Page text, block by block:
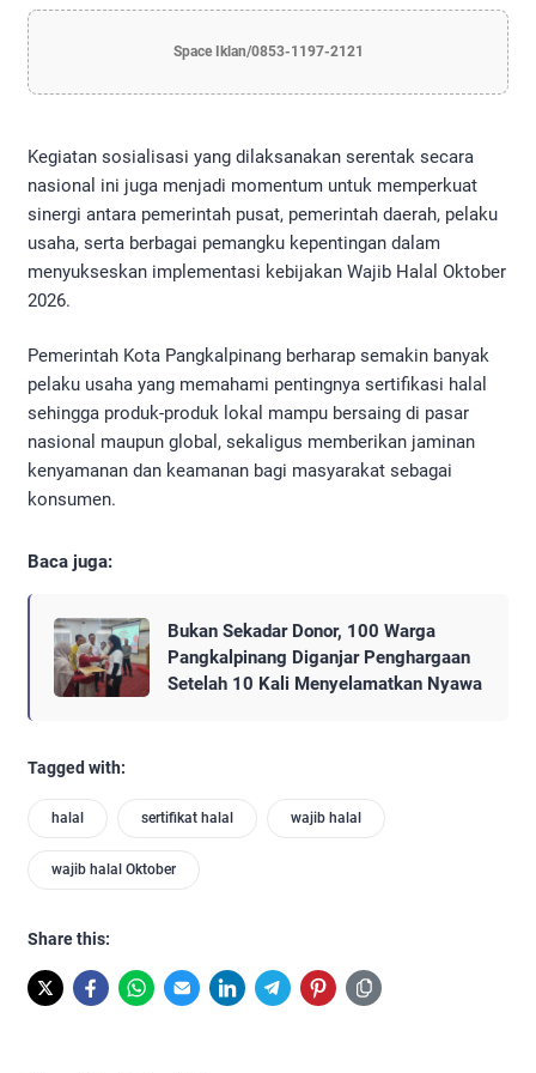
Space Iklan/0853-1197-2121
Kegiatan sosialisasi yang dilaksanakan serentak secara
nasional ini juga menjadi momentum untuk memperkuat
sinergi antara pemerintah pusat, pemerintah daerah, pelaku
usaha, serta berbagai pemangku kepentingan dalam
menyukseskan implementasi kebijakan Wajib Halal Oktober
2026.
Pemerintah Kota Pangkalpinang berharap semakin banyak
pelaku usaha yang memahami pentingnya sertifikasi halal
sehingga produk-produk lokal mampu bersaing di pasar
nasional maupun global, sekaligus memberikan jaminan
kenyamanan dan keamanan bagi masyarakat sebagai
konsumen.
Baca juga:
Bukan Sekadar Donor, 100 Warga
Pangkalpinang Diganjar Penghargaan
Setelah 10 Kali Menyelamatkan Nyawa
Tagged with:
halal sertifikat halal wajib halal
wajib halal Oktober
Share this: